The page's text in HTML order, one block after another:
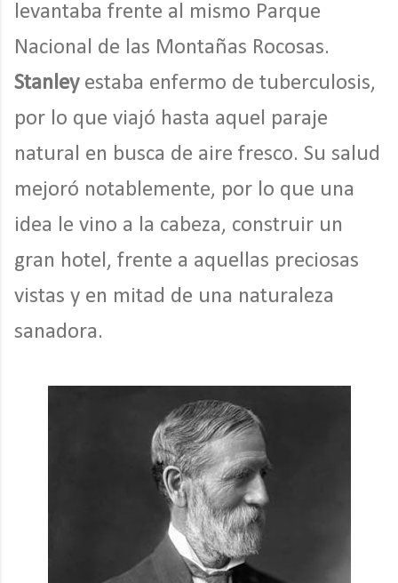
levantaba frente al mismo Parque
Nacional de las Montañas Rocosas.
Stanleyestaba enfermo de tuberculosis,
por lo que viajó hasta aquel paraje
natural en busca de aire fresco. Su salud
mejoró notablemente, por lo que una
idea le vino a la cabeza, construir un
gran hotel, frente a aquellas preciosas
vistas y en mitad de una naturaleza
sanadora.